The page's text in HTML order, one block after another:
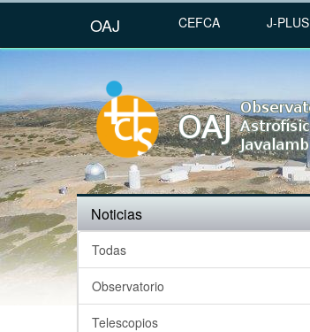
OAJ CEFCA J-PLUS
Noticias
Todas
Observatorio
Telescopios